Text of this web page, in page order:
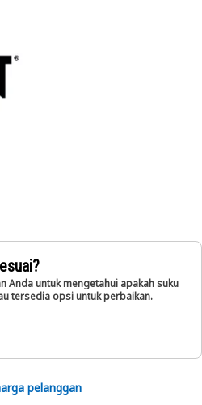
Anda untuk mengetahui apakah suku
tersedia opsi untuk perbaikan.
pelanggan